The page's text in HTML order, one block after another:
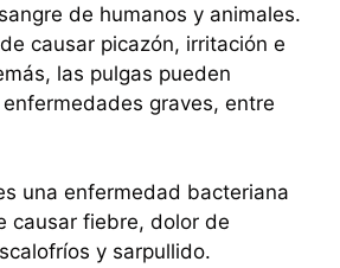
de humanos y animales.
causar picazón, irritación e
las pulgas pueden
graves, entre
una enfermedad bacteriana
causar fiebre, dolor de
y sarpullido.